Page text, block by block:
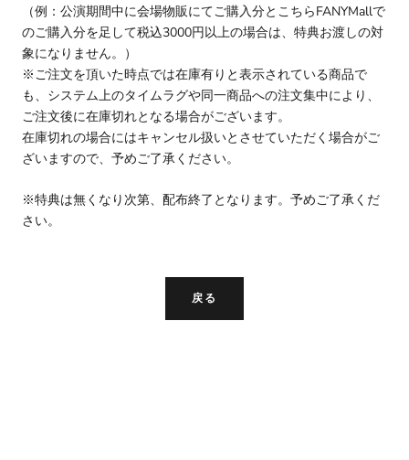
（例：公演期間中に会場物販にてご購入分とこちらFANYMallで
のご購入分を足して税込3000円以上の場合は、特典お渡しの対
象になりません。）
※ご注文を頂いた時点では在庫有りと表示されている商品で
も、システム上のタイムラグや同一商品への注文集中により、
ご注文後に在庫切れとなる場合がございます。
在庫切れの場合にはキャンセル扱いとさせていただく場合がご
ざいますので、予めご了承ください。
※特典は無くなり次第、配布終了となります。予めご了承くだ
さい。
戻る